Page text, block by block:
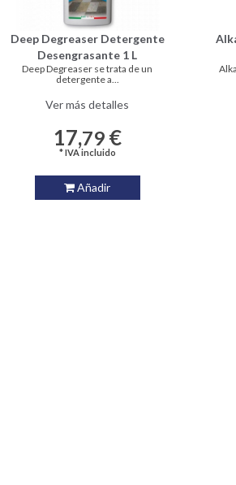
Deep Degreaser Detergente
Desengrasante 1 L
Deep Degreaser se trata de un
detergente a...
Ver más detalles
17,79 €
* IVA incluido
Añadir